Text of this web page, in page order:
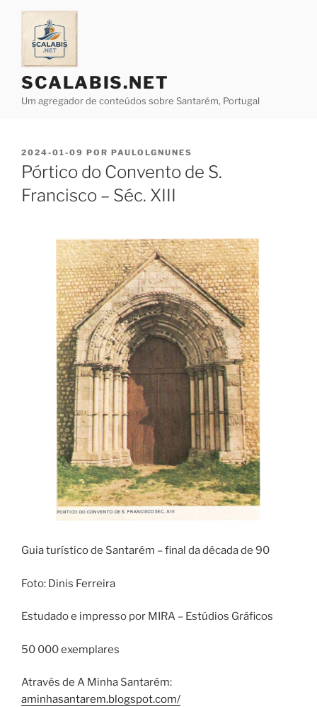
Saltar
conteúdo
SCALABIS.NET
Um agregador de conteúdos sobre Santarém, Portugal
PUBLICADO
EM
2024-01-09 POR PAULOLGNUNES
Pórtico do Convento de S.
Francisco – Séc. XIII
Guia turístico de Santarém – final da década de 90
Foto: Dinis Ferreira
Estudado e impresso por MIRA – Estúdios Gráficos
50 000 exemplares
Através de A Minha Santarém:
aminhasantarem.blogspot.com/